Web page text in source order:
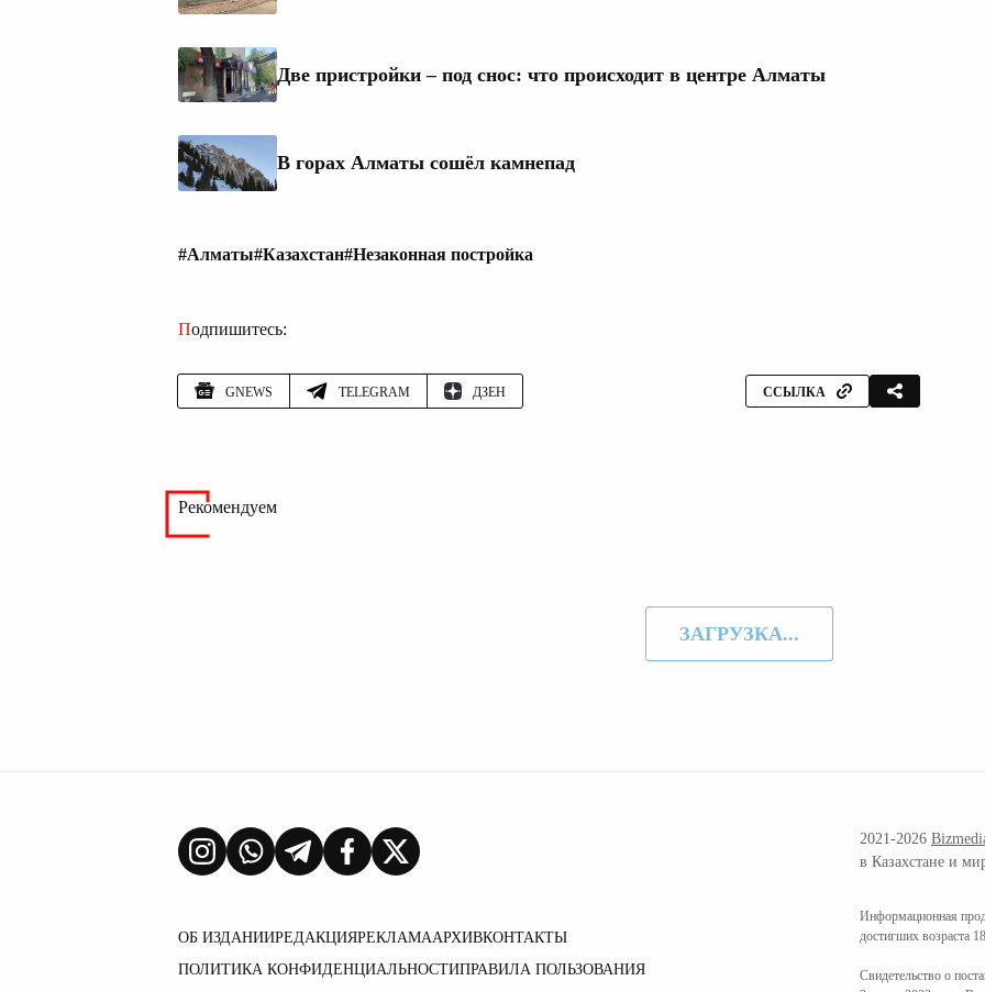
Две пристройки – под снос: что происходит в центре Алматы
В горах Алматы сошёл камнепад
#Алматы#Казахстан#Незаконная постройка
Подпишитесь:
GNEWS TELEGRAM ДЗЕН ССЫЛКА
Рекомендуем
ЗАГРУЗКА...
ОБ ИЗДАНИИРЕДАКЦИЯРЕКЛАМААРХИВКОНТАКТЫ
ПОЛИТИКА КОНФИДЕНЦИАЛЬНОСТИПРАВИЛА ПОЛЬЗОВАНИЯ
2021-2026
в Казахстане и
Информационная
достигших возраста
Свидетельство о